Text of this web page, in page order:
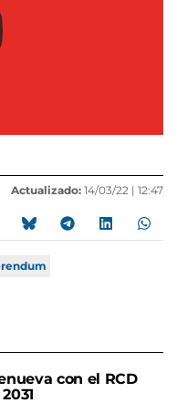
Actualizado: 14/03/22 | 12:47
con el RCD